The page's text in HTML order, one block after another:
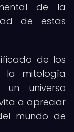
de la
de estas
de los
la mitología
universo
a apreciar
mundo de